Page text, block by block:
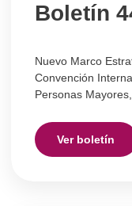
Boletín
Nuevo Marco
Convención
Personas
Ver boletín